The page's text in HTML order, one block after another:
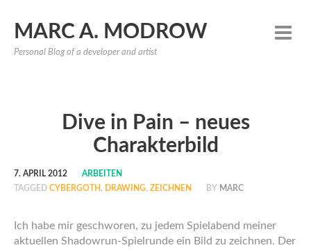
MARC A. MODROW
Personal Blog of a developer and artist
Dive in Pain – neues
Charakterbild
7. APRIL 2012
ARBEITEN
TAGGED CYBERGOTH , DRAWING, ZEICHNEN BY MARC
Ich habe mir geschworen, zu jedem Spielabend meiner
aktuellen Shadowrun-Spielrunde ein Bild zu zeichnen. Der